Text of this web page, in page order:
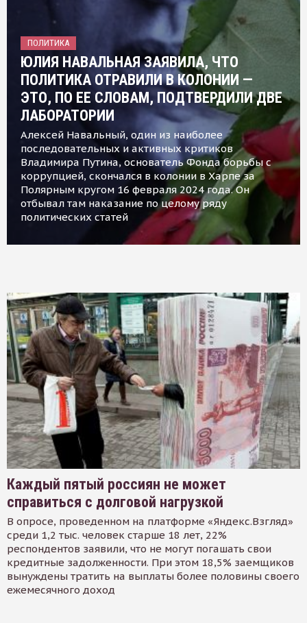
ПОЛИТИКА
ЮЛИЯ НАВАЛЬНАЯ ЗАЯВИЛА, ЧТО
ПОЛИТИКА ОТРАВИЛИ В КОЛОНИИ —
ЭТО, ПО ЕЕ СЛОВАМ, ПОДТВЕРДИЛИ ДВЕ
ЛАБОРАТОРИИ
Алексей Навальный, один из наиболее
последовательных и активных критиков
Владимира Путина, основатель Фонда борьбы с
коррупцией, скончался в колонии в Харпе за
Полярным кругом 16 февраля 2024 года. Он
отбывал там наказание по целому ряду
политических статей
Каждый пятый россиян не может
справиться с долговой нагрузкой
В опросе, проведенном на платформе «Яндекс.Взгляд»
среди 1,2 тыс. человек старше 18 лет, 22%
респондентов заявили, что не могут погашать свои
кредитные задолженности. При этом 18,5% заемщиков
вынуждены тратить на выплаты более половины своего
ежемесячного доход